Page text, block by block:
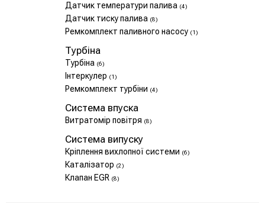
Датчик температури палива (4)
Датчик тиску палива (8)
Ремкомплект паливного насосу (1)
Турбіна
Турбіна (6)
Інтеркулер (1)
Ремкомплект турбіни (4)
Система впуска
Витратомір повітря (8)
Система випуску
Кріплення вихлопної системи (6)
Каталізатор (2)
Клапан EGR (8)